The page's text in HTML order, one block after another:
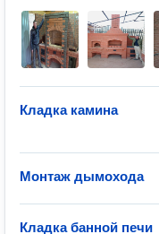
Кладка камина
Монтаж дымохода
Кладка банной печи